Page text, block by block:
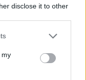
disclose it to other
or more Google
You may click to
third-party tags to
in below Google
my
fényes karriert
származású
az esseni
az esseni
tisztét is